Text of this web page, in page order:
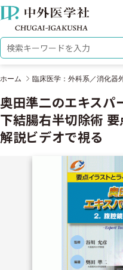
株式会社 中外医学社
検索キーワード
ホーム 臨床医学：外科系／消化器
奥田準二のエキスパ
下結腸右半切除術
解説ビデオで視る